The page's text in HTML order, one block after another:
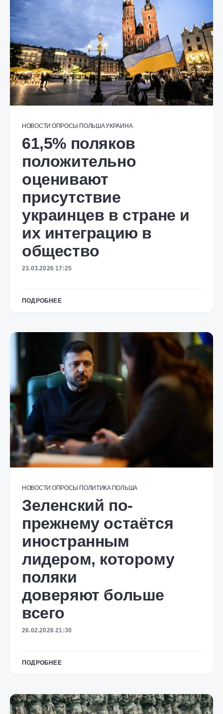
НОВОСТИ ОПРОСЫ ПОЛЬШАУКРАИНА
61,5% поляков
положительно
оценивают
присутствие
украинцев в стране и
их интеграцию в
общество
23.03.2026 17:25
ПОДРОБНЕЕ
НОВОСТИ ОПРОСЫ ПОЛИТИКА ПОЛЬША
Зеленский по-
прежнему остаётся
иностранным
лидером, которому
поляки
доверяют больше
всего
26.02.2026 21:30
ПОДРОБНЕЕ